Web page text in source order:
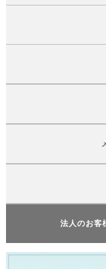
法人のお客